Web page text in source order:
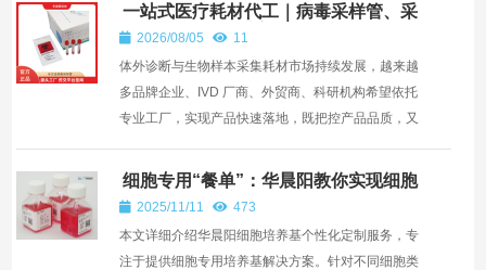
一站式医疗耗材代工｜病毒采样管、采
样拭子、棉签杆注塑、来料加工服务
—— 深圳市华晨阳科技有限公司
2026/08/05
11
体外诊断与生物样本采集耗材市场持续发展，越来越
多品牌企业、IVD 厂商、外贸商、科研机构希望依托
专业工厂，实现产品快速落地，既把控产品品质，又
细胞专用“餐单”：华晨阳教你实现细胞
培养基个性化定制
2025/11/11
473
本文详细介绍华晨阳细胞培养基个性化定制服务，专
注于提供细胞专用培养基解决方案。针对不同细胞类